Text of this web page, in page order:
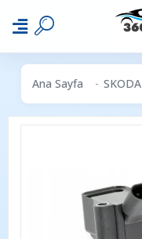
Ana Sayfa SKODA